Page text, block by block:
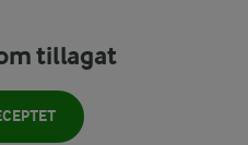
tillagat